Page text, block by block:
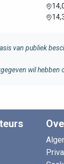
van publiek
wil